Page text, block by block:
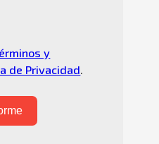
y
de Privacidad.